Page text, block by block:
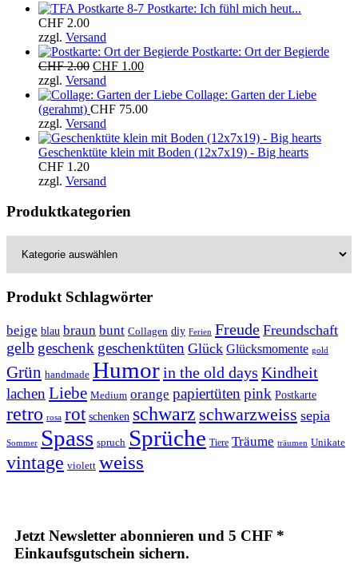
Postkarte: Ich fühl mich heut...
CHF 2.00
zzgl. Versand
Postkarte: Ort der Begierde
CHF2.00 Ursprünglicher
Preis
war:
CHF 2.00
CHF 1.00Aktueller
ist:
CHF 1.00.
zzgl. Versand
Collage: Garten der Liebe
(gerahmt) CHF 75.00
zzgl. Versand
Geschenktüte klein mit Boden (12x7x19) - Big hearts
CHF 1.20
zzgl. Versand
Produktkategorien
Produkt Schlagwörter
beige blau braun bunt Collagen diy Ferien Freude Freundschaft
gelb geschenk geschenktüten Glück Glücksmomente gold
Grün handmade Humorin the old days Kindheit
lachenLiebe Medium orange papiertütenpink Postkarte
retro rosa rot schenken schwarz schwarzweiss sepia
Sommer Spass spruch Sprüche Tiere Träume träumen Unikate
vintage violett weiss
Jetzt Newsletter abonnieren und 5 CHF *
Einkaufsgutschein sichern.